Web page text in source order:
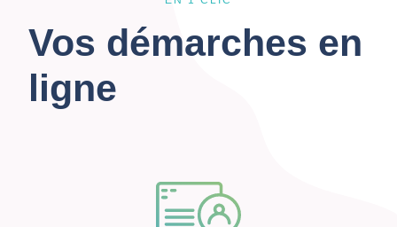
Vos démarches en
ligne